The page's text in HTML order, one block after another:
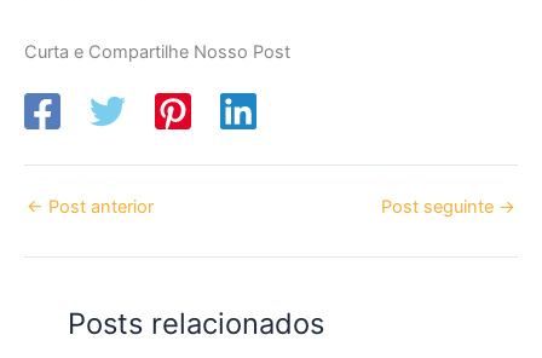
Curta e Compartilhe Nosso Post
← Post anterior Post seguinte →
Posts relacionados